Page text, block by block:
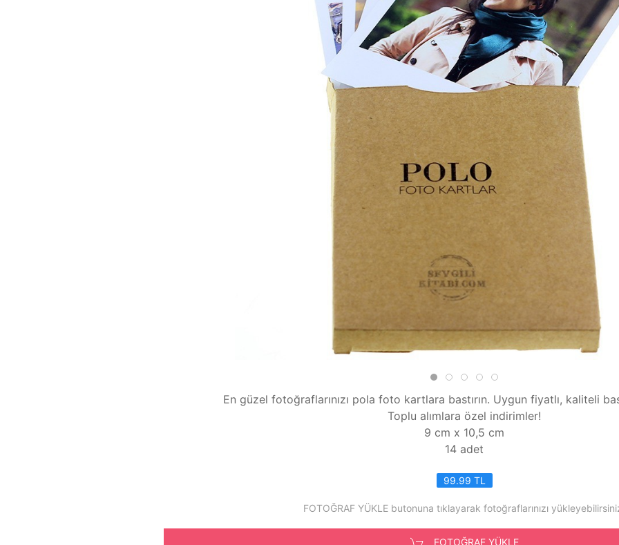
En güzel fotoğraflarınızı pola foto kartlara bastırın. Uygun fiyatlı, kaliteli
Toplu alımlara özel indirimler!
9 cm x 10,5 cm
14 adet
99.99 TL
FOTOĞRAF YÜKLE butonuna tıklayarak fotoğraflarınızı
FOTOĞRAF YÜKLE